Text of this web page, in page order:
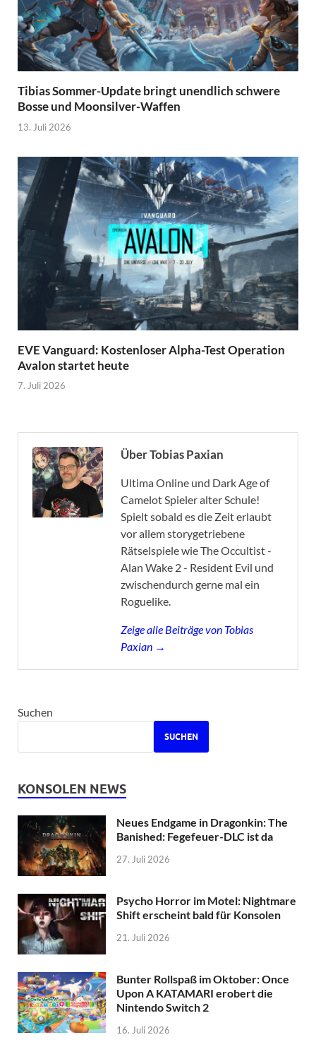
Tibias Sommer-Update bringt unendlich schwere
Bosse und Moonsilver-Waffen
13. Juli 2026
EVE Vanguard: Kostenloser Alpha-Test Operation
Avalon startet heute
7. Juli 2026
Über Tobias Paxian
Ultima Online und Dark Age of
Camelot Spieler alter Schule!
Spielt sobald es die Zeit erlaubt
vor allem storygetriebene
Rätselspiele wie The Occultist -
Alan Wake 2 - Resident Evil und
zwischendurch gerne mal ein
Roguelike.
Zeige alle Beiträge von Tobias
Paxian →
Suchen
SUCHEN
KONSOLEN NEWS
Neues Endgame in Dragonkin: The
Banished: Fegefeuer-DLC ist da
27. Juli 2026
Psycho Horror im Motel: Nightmare
Shift erscheint bald für Konsolen
21. Juli 2026
Bunter Rollspaß im Oktober: Once
Upon A KATAMARI erobert die
Nintendo Switch 2
16. Juli 2026